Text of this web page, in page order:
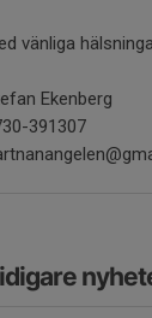
vänliga
Ekenberg
391307